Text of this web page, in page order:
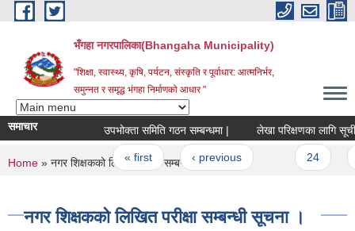
Skip to main content
भँगहा नगरपालिका(Bhangaha Municipality)
"शिक्षा, स्वास्थ्य, कृषि, पर्यटन, संस्कृति र पूर्वाधार: आत्मनिर्भर,
समुन्नत र समृद्ध भंगहा निर्माणको आधार "
समाचार उपभोक्ता समिति गठन सम्बन्धमा | लेखा परिक्षणका लागि सूची
Pages
« first ‹ previous
You are here
Home » नगर शिक्षकको लिखित परीक्षा सम्बन्धी सूचना ।
नगर शिक्षकको लिखित परीक्षा सम्बन्धी सूचना ।